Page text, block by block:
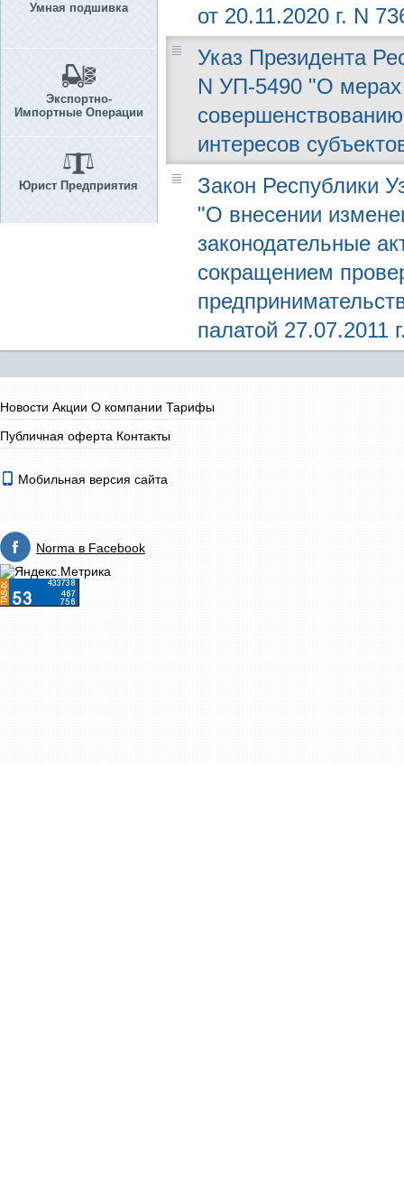
Умная подшивка
Экспортно-
Импортные Операции
Юрист Предприятия
от 20.11.2020 г. N
Указ Президента
N УП-5490 "О
интересов
Закон Республики
"О внесении
законодательные
сокращением
палатой 27.07.2011
Новости Акции О компании Тарифы
Публичная оферта Контакты
Мобильная версия сайта
Norma в Facebook